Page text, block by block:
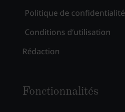
Politique de confidentialité
Conditions d’utilisation
Rédaction
Fonctionnalités